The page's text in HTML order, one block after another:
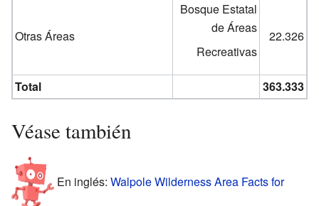
Otras Áreas
Bosque Estatal
de Áreas
Recreativas
22.326
Total 363.333
Véase también
En inglés: Walpole Wilderness Area Facts for